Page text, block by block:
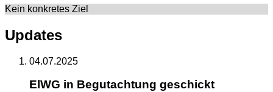
Kein konkretes Ziel
Updates
04.07.2025
ElWG in Begutachtung geschickt